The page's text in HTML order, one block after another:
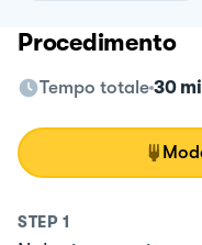
Procedimento
Tempo totale 30
STEP 1